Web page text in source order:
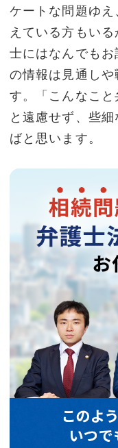
ケートな問題ゆ
えている方もい
士にはなんでも
の情報は見通し
す。「こんなこと
と遠慮せず、些
ばと思います。